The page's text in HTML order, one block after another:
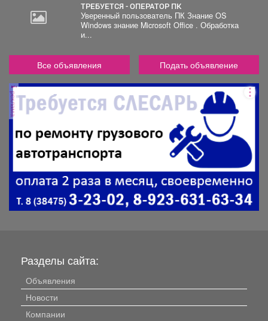
ТРЕБУЕТСЯ - ОПЕРАТОР ПК
Уверенный пользователь ПК Знание OS
Windows знание Microsoft Office . Обработка
и...
Все объявления Подать объявление
реклама
Разделы сайта:
Объявления
Новости
Компании